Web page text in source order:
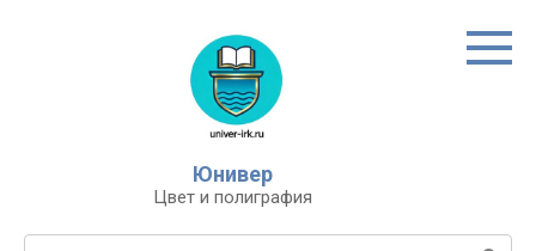
Юнивер
Цвет и полиграфия